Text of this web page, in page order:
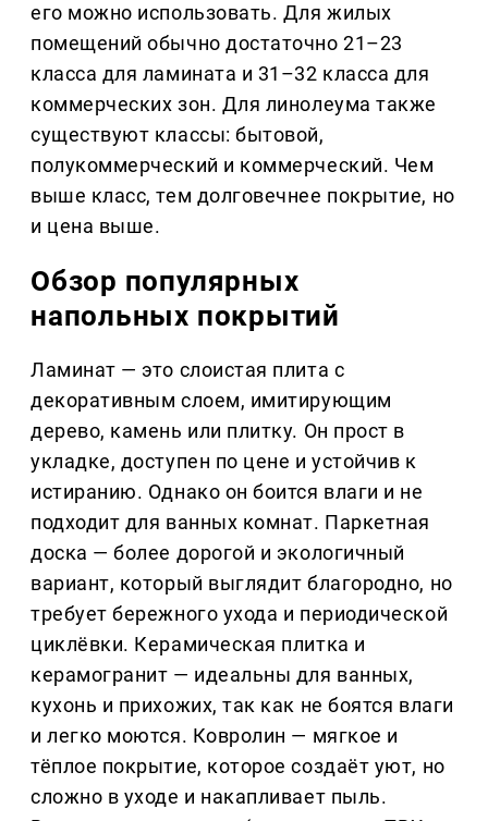
его можно использовать. Для жилых
помещений обычно достаточно 21–23
класса для ламината и 31–32 класса для
коммерческих зон. Для линолеума также
существуют классы: бытовой,
полукоммерческий и коммерческий. Чем
выше класс, тем долговечнее покрытие, но
и цена выше.
Обзор популярных
напольных покрытий
Ламинат — это слоистая плита с
декоративным слоем, имитирующим
дерево, камень или плитку. Он прост в
укладке, доступен по цене и устойчив к
истиранию. Однако он боится влаги и не
подходит для ванных комнат. Паркетная
доска — более дорогой и экологичный
вариант, который выглядит благородно, но
требует бережного ухода и периодической
циклёвки. Керамическая плитка и
керамогранит — идеальны для ванных,
кухонь и прихожих, так как не боятся влаги
и легко моются. Ковролин — мягкое и
тёплое покрытие, которое создаёт уют, но
сложно в уходе и накапливает пыль.